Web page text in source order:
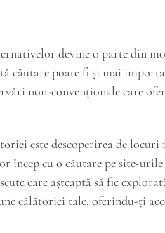
devine o parte din
căutare poate fi și mai
non-convenționale care
este descoperirea de
încep cu o căutare pe site-
care așteaptă să fie
călătoriei tale, oferindu-ți